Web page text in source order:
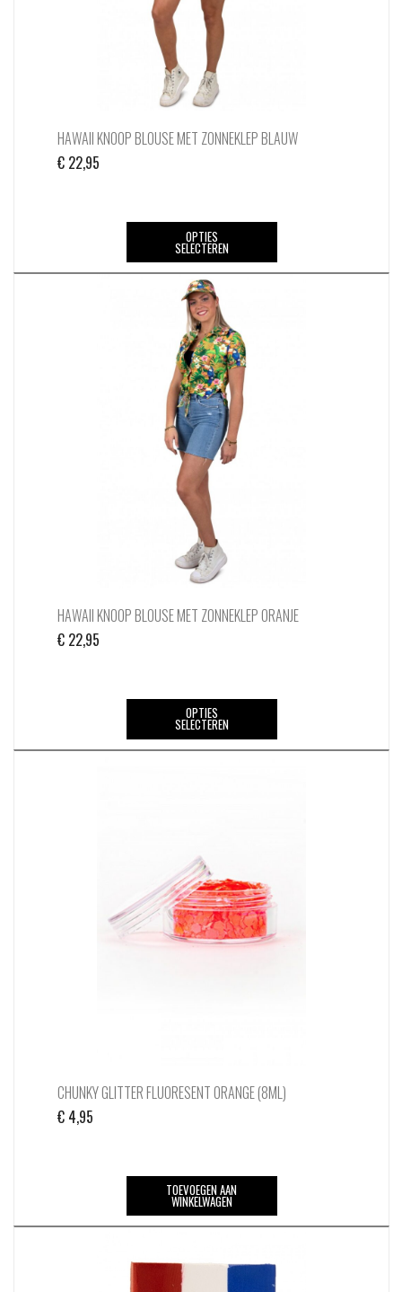
HAWAII KNOOP BLOUSE MET ZONNEKLEP BLAUW
€ 22,95
OPTIES
SELECTEREN
Dit
heeft
HAWAII KNOOP BLOUSE MET ZONNEKLEP ORANJE
€ 22,95
OPTIES
SELECTEREN
Dit
heeft
de
CHUNKY GLITTER FLUORESENT ORANGE (8ML)
€ 4,95
TOEVOEGEN AAN
WINKELWAGEN